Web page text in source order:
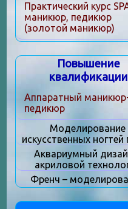
Практический курс
маникюр, педикюр
(золотой маникюр)
Повышение
квалификации
Аппаратный
педикюр
Моделирование
искусственных ногтей
Аквариумный
акриловой
Френч –